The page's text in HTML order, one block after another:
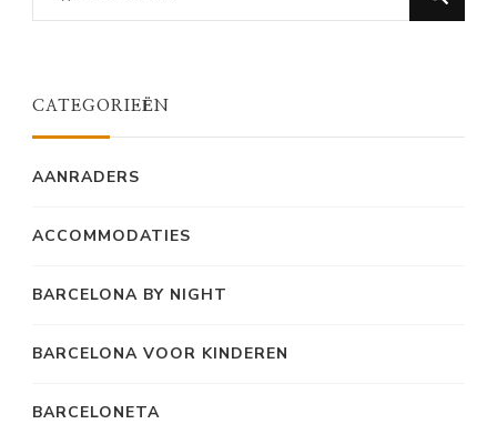
for
CATEGORIEËN
AANRADERS
ACCOMMODATIES
BARCELONA BY NIGHT
BARCELONA VOOR KINDEREN
BARCELONETA